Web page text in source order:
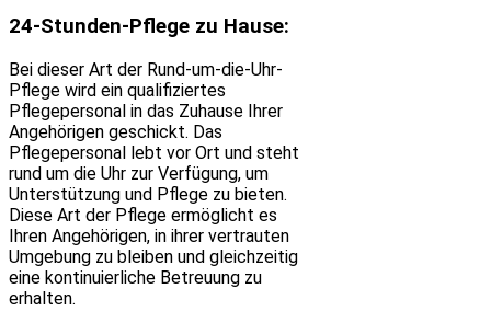
24-Stunden-Pflege zu Hause:
Bei dieser Art der Rund-um-die-Uhr-
Pflege wird ein qualifiziertes
Pflegepersonal in das Zuhause Ihrer
Angehörigen geschickt. Das
Pflegepersonal lebt vor Ort und steht
rund um die Uhr zur Verfügung, um
Unterstützung und Pflege zu bieten.
Diese Art der Pflege ermöglicht es
Ihren Angehörigen, in ihrer vertrauten
Umgebung zu bleiben und gleichzeitig
eine kontinuierliche Betreuung zu
erhalten.